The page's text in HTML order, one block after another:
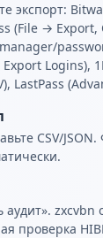
экспорт:
(File → Export,
Logins),
LastPass
CSV/
аудит».
проверка